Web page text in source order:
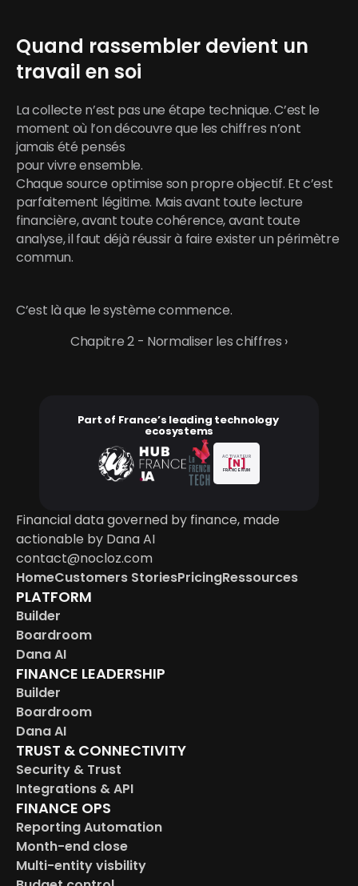
Quand rassembler devient un
travail en soi
La collecte n’est pas une étape technique. C’est le
moment où l’on découvre que les chiffres n’ont
jamais été pensés
pour vivre ensemble.
Chaque source optimise son propre objectif. Et c’est
parfaitement légitime. Mais avant toute lecture
financière, avant toute cohérence, avant toute
analyse, il faut déjà réussir à faire exister un périmètre
commun.
C’est là que le système commence.
Chapitre 2 - Normaliser les chiffres ›
Part of France’s leading technology
ecosystems
ACTIVATEUR
[N]
FRANCE NUM
Financial data governed by finance, made
actionable by Dana AI
contact@nocloz.com
HomeCustomers StoriesPricingRessources
PLATFORM
Builder
Boardroom
Dana AI
FINANCE LEADERSHIP
Builder
Boardroom
Dana AI
TRUST & CONNECTIVITY
Security & Trust
Integrations & API
FINANCE OPS
Reporting Automation
Month-end close
Multi-entity visbility